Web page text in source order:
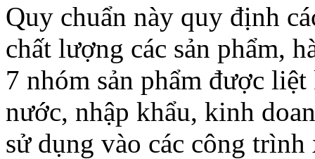
Quy chuẩn này quy định
chất lượng các sản phẩm,
7 nhóm sản phẩm được
nước, nhập khẩu, kinh
sử dụng vào các công